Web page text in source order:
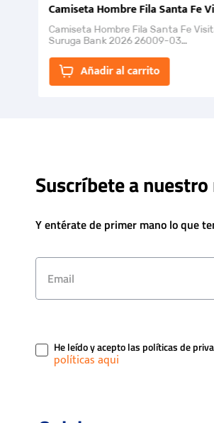
Camiseta Hombre Fila Santa Fe
Camiseta Hombre Fila Santa Fe
Suruga Bank 2026 26009-03
la Et...
Añadir al carrito
Suscríbete a
Y entérate de primer mano lo que
He leído y acepto las políticas de